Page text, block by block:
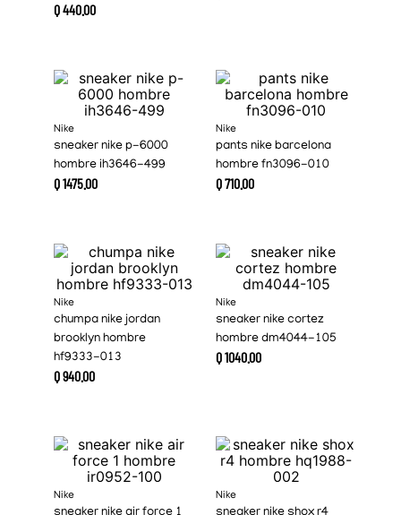
Q440.00
Nike
sneaker nike p-6000
hombre ih3646-499
Q1475.00
Nike
pants nike barcelona
hombre fn3096-010
Q710.00
Nike
chumpa nike jordan
brooklyn hombre
hf9333-013
Q940.00
Nike
sneaker nike cortez
hombre dm4044-105
Q1040.00
Nike Nike